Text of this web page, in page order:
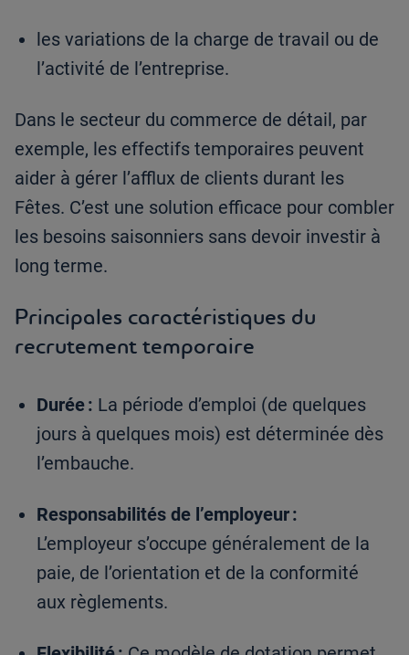
les variations de la charge de travail ou de
l’activité de l’entreprise.
Dans le secteur du commerce de détail, par
exemple, les effectifs temporaires peuvent
aider à gérer l’afflux de clients durant les
Fêtes. C’est une solution efficace pour combler
les besoins saisonniers sans devoir investir à
long terme.
Principales caractéristiques du
recrutement temporaire
Durée : La période d’emploi (de quelques
jours à quelques mois) est déterminée dès
l’embauche.
Responsabilités de l’employeur :
L’employeur s’occupe généralement de la
paie, de l’orientation et de la conformité
aux règlements.